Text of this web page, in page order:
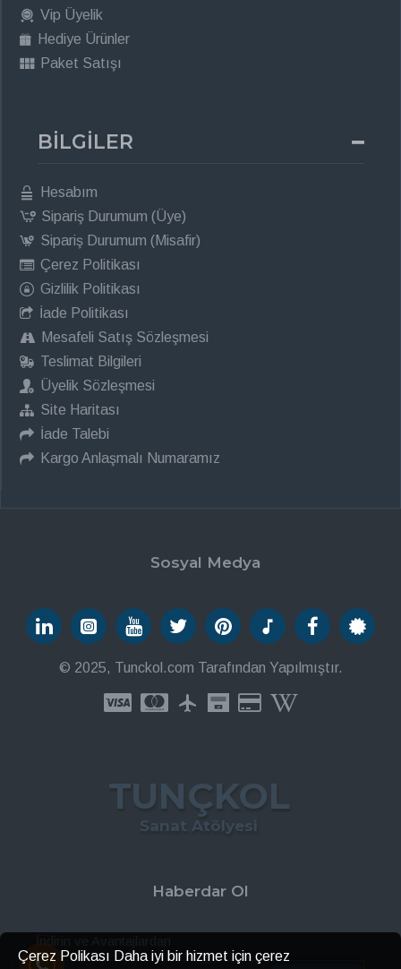
Vip Üyelik
Hediye Ürünler
Paket Satışı
BİLGİLER
Hesabım
Sipariş Durumum (Üye)
Sipariş Durumum (Misafir)
Çerez Politikası
Gizlilik Politikası
İade Politikası
Mesafeli Satış Sözleşmesi
Teslimat Bilgileri
Üyelik Sözleşmesi
Site Haritası
İade Talebi
Kargo Anlaşmalı Numaramız
Sosyal Medya
© 2025, Tunckol.com Tarafından Yapılmıştır.
TUNÇKOL
Sanat Atölyesi
Haberdar Ol
İndirin ve Avantajlardan
Çerez Polikası Daha iyi bir hizmet için çerez